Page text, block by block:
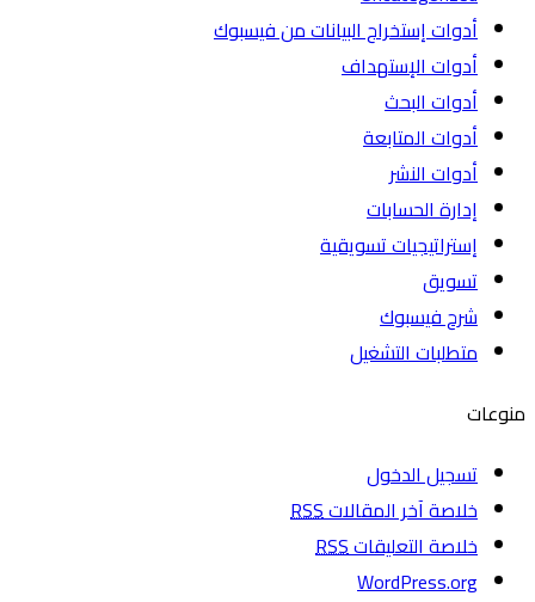
أدوات إستخراج البيانات من فيسبوك
أدوات الإستهداف
أدوات البحث
أدوات المتابعة
أدوات النشر
إدارة الحسابات
إستراتيجيات تسويقية
تسويق
شرح فيسبوك
متطلبات التشغيل
منوعات
تسجيل الدخول
خلاصة آخر المقالاتRSS
خلاصة التعليقاتRSS
WordPress.org